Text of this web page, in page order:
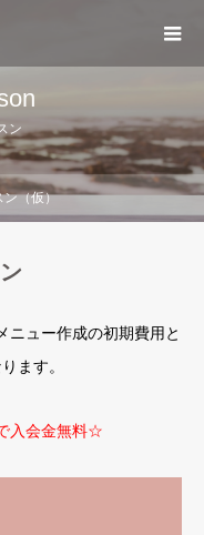
ン
ン（仮）
ニュー作成の初期費用と
ます。
入会金無料☆